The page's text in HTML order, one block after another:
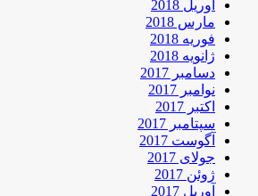
آوریل 2018
مارس 2018
فوریه 2018
ژانویه 2018
دسامبر 2017
نوامبر 2017
اکتبر 2017
سپتامبر 2017
آگوست 2017
جولای 2017
ژوئن 2017
آوریل 2017